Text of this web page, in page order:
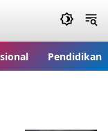
Pendidikan